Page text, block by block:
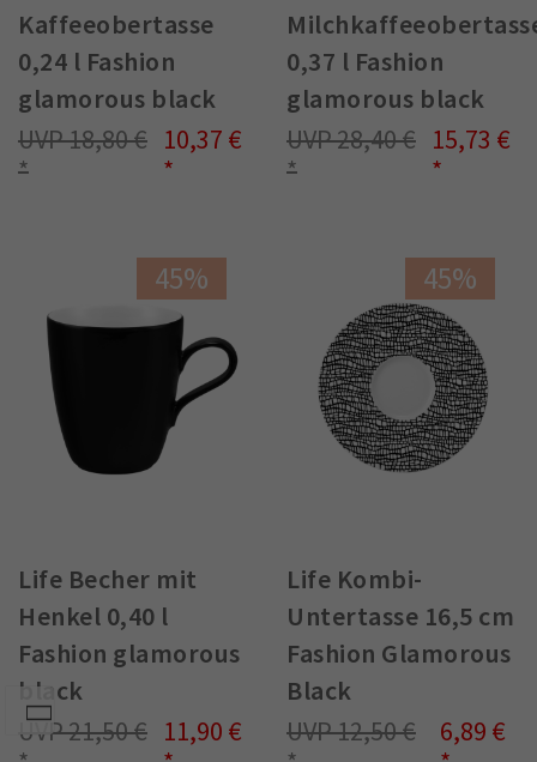
Kaffeeobertasse
0,24 l Fashion
glamorous black
18,80 € 10,37 €
0,37 l Fashion
glamorous black
28,40 € 15,73 €
45%
Life Becher mit
Henkel 0,40 l
Fashion glamorous
black
21,50 € 11,90 €
45%
Life Kombi-
Untertasse 16,5 cm
Fashion Glamorous
Black
12,50 €
6,89 €